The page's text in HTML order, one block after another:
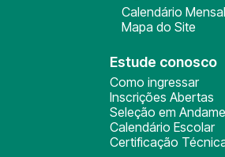
Calendário Mensal
Mapa do Site
Estude conosco
Como ingressar
Inscrições Abertas
Seleção em
Calendário Escolar
Certificação